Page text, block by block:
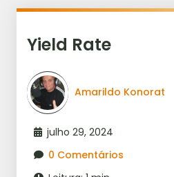
Yield Rate
Amarildo Konorat
julho 29, 2024
0 Comentários